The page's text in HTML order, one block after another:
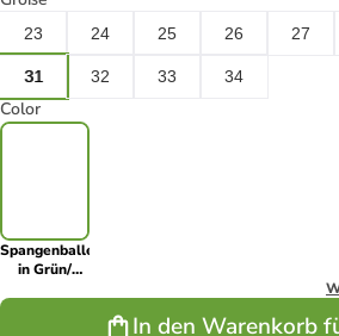
23 24 25 26 27
31 32 33 34
Color
Spangenballerinas
in Grün/
In den Warenkorb